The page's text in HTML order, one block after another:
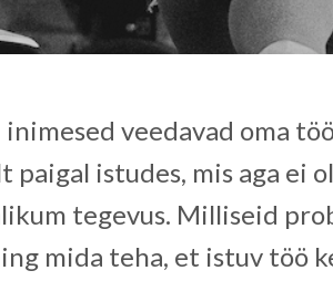
inimesed veedavad oma
paigal istudes, mis aga ei
tegevus. Milliseid
mida teha, et istuv töö